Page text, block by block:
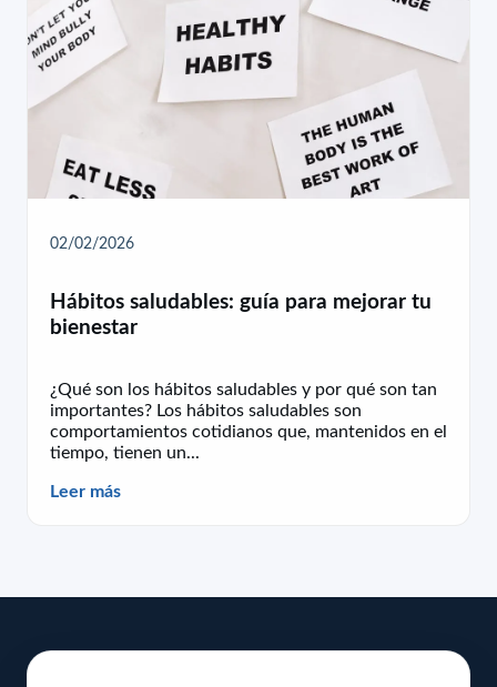
02/02/2026
Hábitos saludables: guía para mejorar tu
bienestar
¿Qué son los hábitos saludables y por qué son tan
importantes? Los hábitos saludables son
comportamientos cotidianos que, mantenidos en el
tiempo, tienen un...
Leer más